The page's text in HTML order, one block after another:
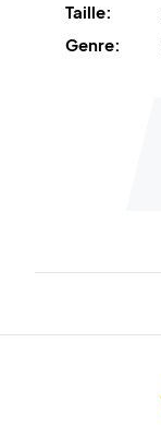
Taille:
Genre: